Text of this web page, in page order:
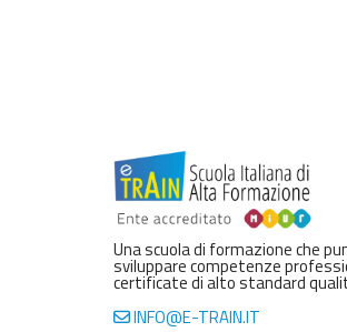
Una scuola di formazione che
sviluppare competenze
certificate di alto standard
INFO@E-TRAIN.IT